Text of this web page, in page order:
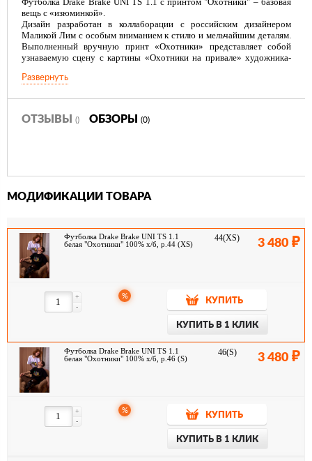
вещь с «изюминкой».
Дизайн разработан в коллаборации с российским дизайнером
Маликой Лим с особым вниманием к стилю и мельчайшим деталям.
Выполненный вручную принт «Охотники» представляет собой
узнаваемую сцену с картины «Охотники на привале» художника-
воссозданную в современной интерпретации, с символом бренда —
Футболка Drake Brake UNI станет основой вашего гардероба. Ее
свободный крой из 100% хлопка плотностью 230 г/м2 и стиль
oversize создан для современного городского жителя. Приятная к
Состав:
Состав: 100% Хлопок 230 г/м2
Цвет: белый
Принт: «Охотники»
РЕКОМЕНДАЦИИ ПО УХОДУ
– Не подвергать воздействию огня или высокой температуры
– Только ручная стирка
– Не гладить
– Не подвергать химчистке
– Протирать влажной салфеткой с мягким моющим средством
Развернуть
ОТЗЫВЫ () ОБЗОРЫ (0)
МОДИФИКАЦИИ ТОВАРА
Футболка Drake Brake UNI TS 1.1
белая "Охотники" 100% х/б, р.44 (XS)
44(XS) 3 480
-
+ %
КУПИТЬ
КУПИТЬ В 1 КЛИК
Футболка Drake Brake UNI TS 1.1
белая "Охотники" 100% х/б, р.46 (S)
46(S) 3 480
-
+ %
КУПИТЬ
КУПИТЬ В 1 КЛИК